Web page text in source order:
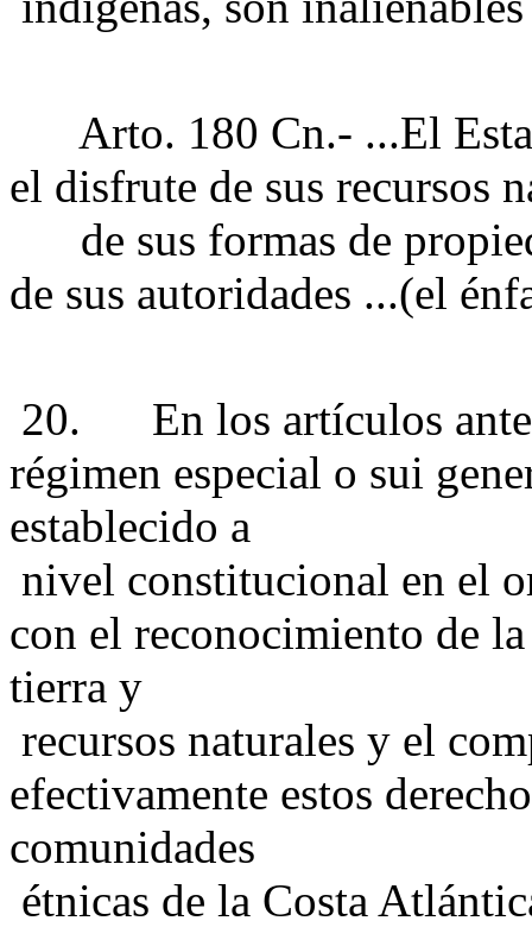
Arto. 180 Cn.- ...El
el disfrute de sus recursos
de sus formas de
de sus autoridades ...(el
20. En los artículos
régimen especial o sui
establecido a
nivel constitucional en el
con el reconocimiento de
tierra y
recursos naturales y el
efectivamente estos
comunidades
étnicas de la Costa